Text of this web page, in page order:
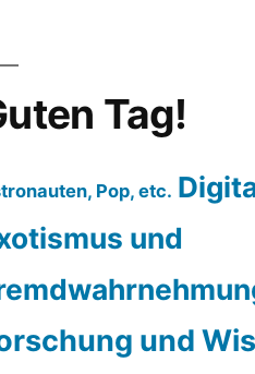
Tag!
Pop, etc.
und
und